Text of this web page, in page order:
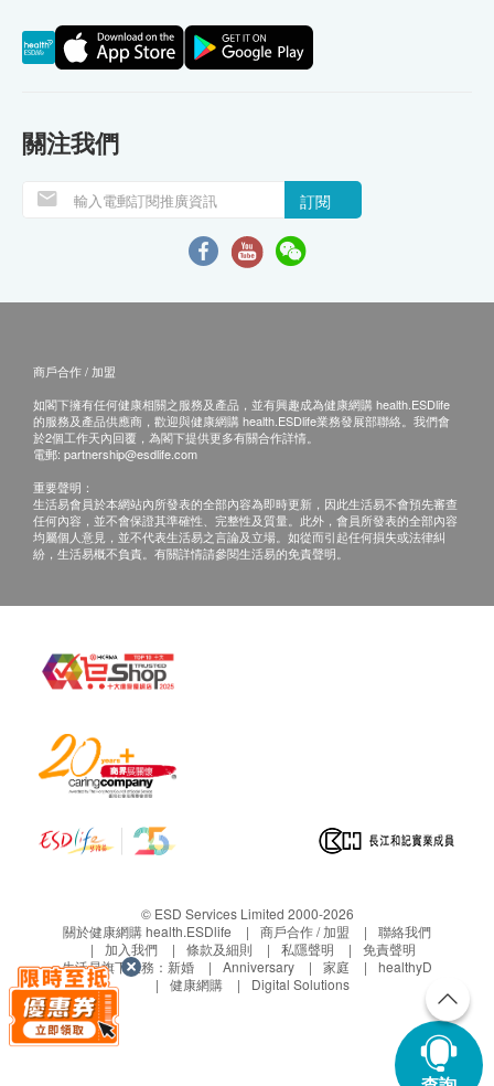
關注我們
訂閱
商戶合作 / 加盟
如閣下擁有任何健康相關之服務及產品，並有興趣成為健康網購 health.ESDlife
的服務及產品供應商，歡迎與健康網購 health.ESDlife業務發展部聯絡。我們會
於2個工作天內回覆，為閣下提供更多有關合作詳情。
電郵: partnership@esdlife.com
重要聲明：
生活易會員於本網站內所發表的全部內容為即時更新，因此生活易不會預先審查
任何內容，並不會保證其準確性、完整性及質量。此外，會員所發表的全部內容
均屬個人意見，並不代表生活易之言論及立場。如從而引起任何損失或法律糾
紛，生活易概不負責。有關詳情請參閱生活易的免責聲明。
© ESD Services Limited 2000-2026
關於健康網購 health.ESDlife
商戶合作 / 加盟
聯絡我們
加入我們
條款及細則 私隱聲明
免責聲明
生活易旗下業務： 新婚 Anniversary 家庭
healthyD
健康網購
Digital Solutions